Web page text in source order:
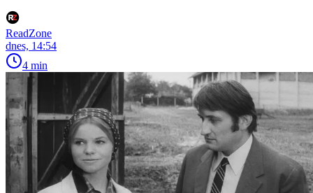
ReadZone
dnes, 14:54
4 min